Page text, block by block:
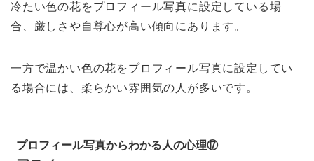
冷たい色の花をプロフィール写真に設定している場
合、厳しさや自尊心が高い傾向にあります。
一方で温かい色の花をプロフィール写真に設定してい
る場合には、柔らかい雰囲気の人が多いです。
プロフィール写真からわかる人の心理⑰